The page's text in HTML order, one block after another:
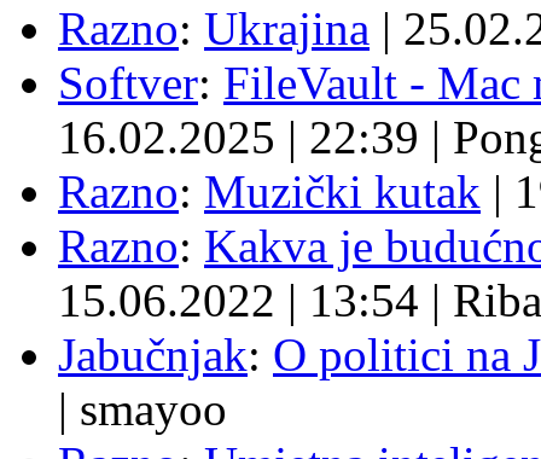
Razno: Ukrajina |
Softver: FileVault - Mac
16.02.2025 | 22:39 |
Razno: Muzički kutak |
Razno: Kakva je
15.06.2022 | 13:54 | Riba
Jabučnjak: O politici na
| smayoo